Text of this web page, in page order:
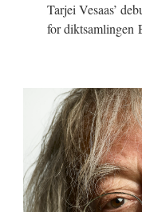
Tarjei Vesaas’
for diktsamlingen